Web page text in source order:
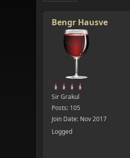
Bengr Hausve
Sir Grakul
Posts: 105
Join Date: Nov 2017
Logged